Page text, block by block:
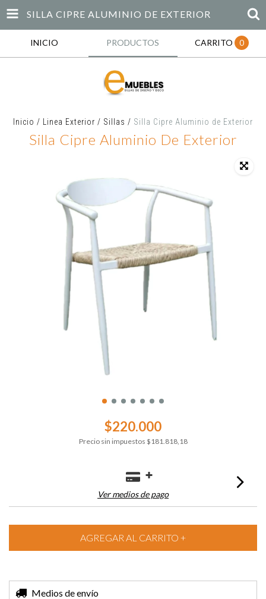
SILLA CIPRE ALUMINIO DE EXTERIOR
INICIO PRODUCTOS CARRITO 0
Inicio / Linea Exterior / Sillas / Silla Cipre Aluminio de Exterior
Silla Cipre Aluminio De Exterior
$220.000
Precio sin impuestos $181.818,18
Ver medios de pago
Entregas para el CP:
Medios de envío